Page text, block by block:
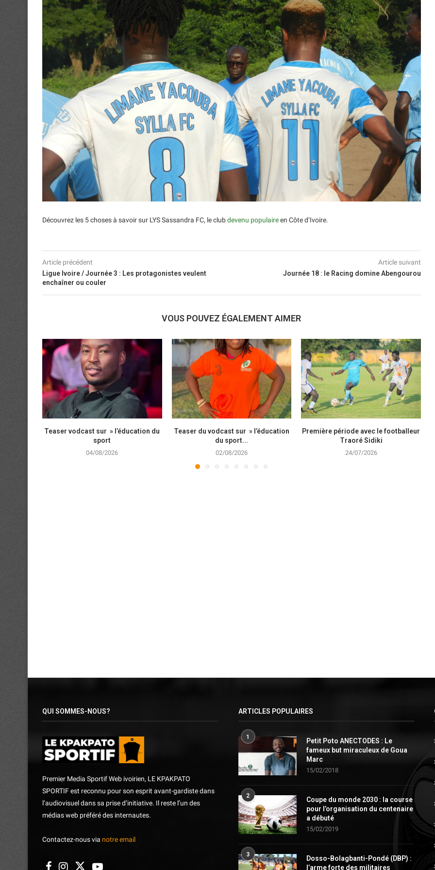
Découvrez les 5 choses à savoir sur LYS Sassandra FC, le clubdevenu populaireen Côte d’Ivoire.
Article précédent
Ligue Ivoire / Journée 3 : Les protagonistes veulent
enchaîner ou couler
Article suivant
Journée 18 : le Racing domine Abengourou
VOUS POUVEZ ÉGALEMENT AIMER
Teaser vodcast sur » l’éducation du
sport
04/08/2026
Teaser du vodcast sur » l’éducation
du sport...
02/08/2026
Première période avec le footballeur
Traoré Sidiki
24/07/2026
QUI SOMMES-NOUS?
Premier Media Sportif Web ivoirien, LE KPAKPATO
SPORTIF est reconnu pour son esprit avant-gardiste dans
l’audiovisuel dans sa prise d’initiative. Il reste l’un des
médias web préféré des internautes.
Contactez-nous via notre email
ARTICLES POPULAIRES
1
Petit Poto ANECTODES : Le
fameux but miraculeux de Goua
Marc
15/02/2018
2
Coupe du monde 2030 : la course
pour l’organisation du centenaire
a débuté
15/02/2019
3
Dosso-Bolagbanti-Pondé (DBP) :
l’arme forte des militaires